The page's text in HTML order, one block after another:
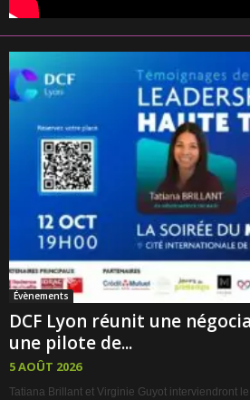
Évènements
DCF Lyon réunit une
une pilote de...
5 AOÛT 2026
Tatiana Brillant et Virginie Guyot interviendront